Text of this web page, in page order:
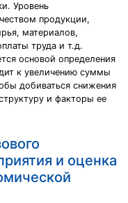
Уровень
продукции,
материалов,
труда и т.д.
основой определения
к увеличению суммы
добиваться снижения
и факторы ее
и оценка